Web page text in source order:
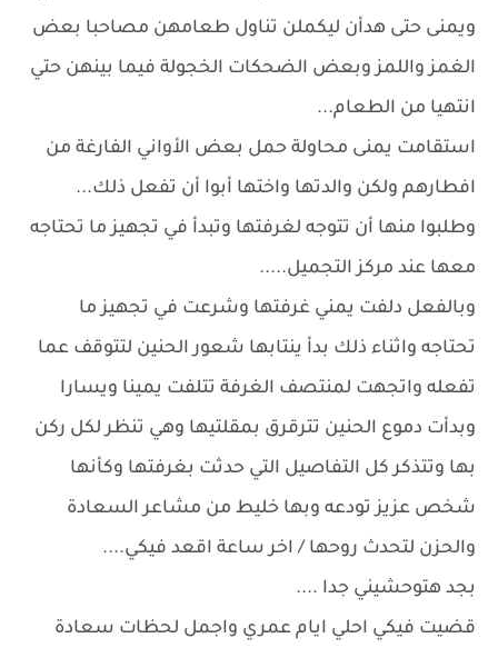
ويمنى حتى هدأن ليكملن تناول طعامهن مصاحبا بعض
الغمز واللمز وبعض الضحكات الخجولة فيما بينهن حتي
انتهيا من الطعام...
استقامت يمنى محاولة حمل بعض الأواني الفارغة من
افطارهم ولكن والدتها واختها أبوا أن تفعل ذلك...
وطلبوا منها أن تتوجه لغرفتها وتبدأ في تجهيز ما تحتاجه
معها عند مركز التجميل.....
وبالفعل دلفت يمني غرفتها وشرعت في تجهيز ما
تحتاجه واثناء ذلك بدأ ينتابها شعور الحنين لتتوقف عما
تفعله واتجهت لمنتصف الغرفة تتلفت يمينا ويسارا
وبدأت دموع الحنين تترقرق بمقلتيها وهي تنظر لكل ركن
بها وتتذكر كل التفاصيل التي حدثت بغرفتها وكأنها
شخص عزيز تودعه وبها خليط من مشاعر السعادة
والحزن لتحدث روحها / اخر ساعة اقعد فيكي....
بجد هتوحشيني جدا ....
قضيت فيكي احلي ايام عمري واجمل لحظات سعادة